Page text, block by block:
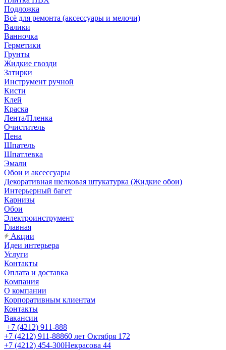
Подложка
Всё для ремонта (аксессуары и мелочи)
Валики
Ванночка
Герметики
Грунты
Жидкие гвозди
Затирки
Инструмент ручной
Кисти
Клей
Краска
Лента/Пленка
Очиститель
Пена
Шпатель
Шпатлевка
Эмали
Обои и аксессуары
Декоративная шелковая штукатурка (Жидкие обои)
Интерьерный багет
Карнизы
Обои
Электроинструмент
Главная
Акции
Идеи интерьера
Услуги
Контакты
Оплата и доставка
Компания
О компании
Корпоративным клиентам
Контакты
Вакансии
+7 (4212) 911-888
+7 (4212) 911-88860 лет Октября 172
+7 (4212) 454-300Некрасова 44